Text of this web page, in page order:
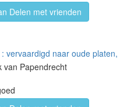
Delen met vrienden
vervaardigd naar oude
van Papendrecht